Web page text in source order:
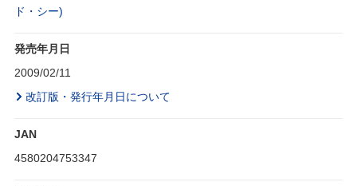
ド・シー)
発売年月日
2009/02/11
改訂版・発行年月日について
JAN
4580204753347